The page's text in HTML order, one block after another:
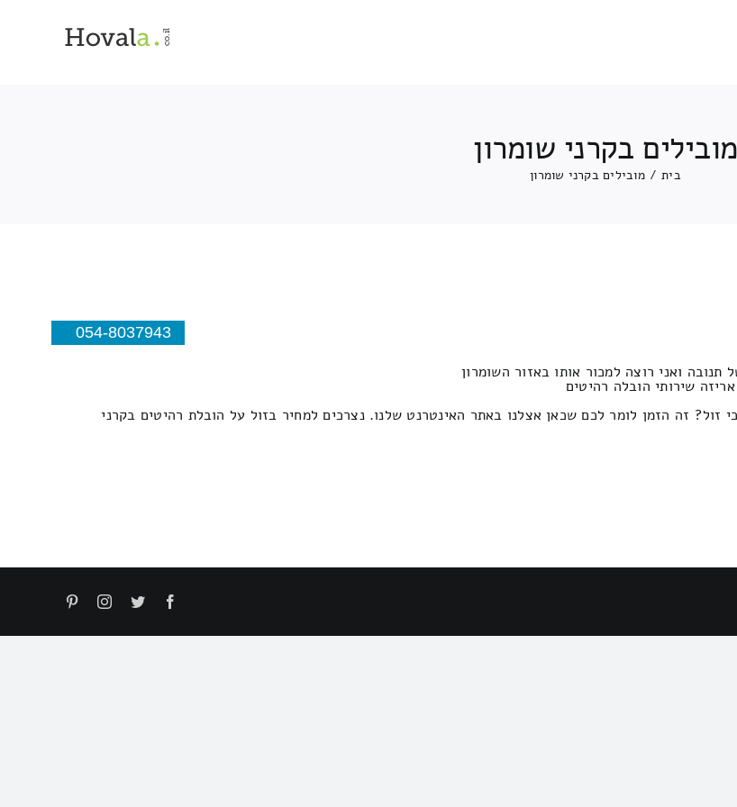
מובילים בקרני שומרון
בית / מובילים בקרני שומרון
054-8037943
ואני רוצה למכור אותו באזור השומרון
שירותי הובלה רהיטים
זול? זה הזמן לומר לכם שכאן אצלנו באתר האינטרנט שלנו. נצרכים למחיר בזול על הובלת רהיטים בקרני
Facebook
Twitter
Instagram